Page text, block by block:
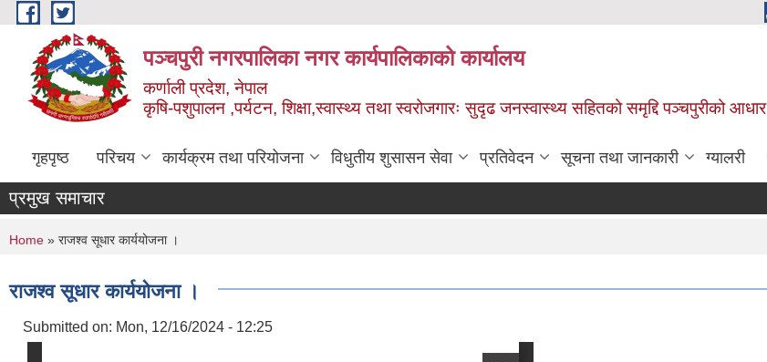
Skip to main content
पञ्चपुरी नगरपालिका नगर कार्यपालिकाको कार्यालय
कर्णाली प्रदेश, नेपाल
कृषि-पशुपालन ,पर्यटन, शिक्षा,स्वास्थ्य तथा स्वरोजगारः सुदृढ जनस्वास्थ्य सहितको समृद्दि पञ्चपुरीको आधार
गृहपृष्ठ परिचय कार्यक्रम तथा परियोजना विधुतीय शुसासन सेवा प्रतिवेदन सूचना तथा जानकारी ग्यालरी
प्रमुख समाचार
You are here
Home » राजश्व सूधार कार्ययोजना ।
राजश्व सूधार कार्ययोजना ।
Submitted on: Mon, 12/16/2024 - 12:25